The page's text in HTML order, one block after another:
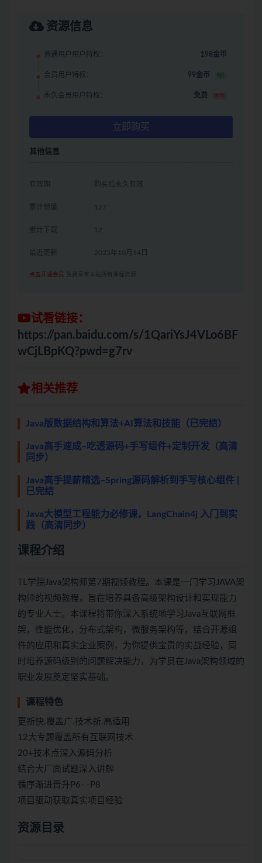
资源信息
普通用户用户特权： 198金币
会员用户特权： 99金币 5折
永久会员用户特权： 免费 推荐
立即购买
其他信息
有效期 购买后永久有效
累计销量 127
累计下载 12
最近更新 2025年10月14日
点击开通会员 免费享有本站所有课程资源
试看链接：
https://pan.baidu.com/s/1QariYsJ4VLo6BF
wCjLBpKQ?pwd=g7rv
相关推荐
Java版数据结构和算法+AI算法和技能（已完结）
Java高手速成–吃透源码+手写组件+定制开发（高清
同步）
Java高手提薪精选–Spring源码解析到手写核心组件 |
已完结
Java大模型工程能力必修课，LangChain4j 入门到实
践（高清同步）
课程介绍
TL学院Java架构师第7期视频教程。本课是一门学习JAVA架
构师的视频教程，旨在培养具备高级架构设计和实现能力
的专业人士。本课程将带你深入系统地学习Java互联网框
架，性能优化，分布式架构，微服务架构等，结合开源组
件的应用和真实企业案例，为你提供宝贵的实战经验，同
时培养源码级别的问题解决能力，为学员在Java架构领域的
职业发展奠定坚实基础。
课程特色
更新快.覆盖广.技术新.高适用
12大专题覆盖所有互联网技术
20+技术点深入源码分析
结合大厂面试题深入讲解
循序渐进晋升P6- -P8
项目驱动获取真实项目经验
资源目录